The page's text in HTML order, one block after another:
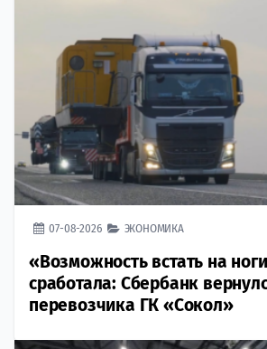
07-08-2026 ЭКОНОМИКА
«Возможность встать на
сработала: Сбербанк
перевозчика ГК «Сокол»